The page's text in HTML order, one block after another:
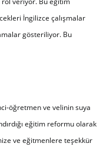
İngilizce çalışmalar
gösteriliyor. Bu
öğretmen ve velinin suya
eğitim reformu olarak
ve eğitmenlere teşekkür